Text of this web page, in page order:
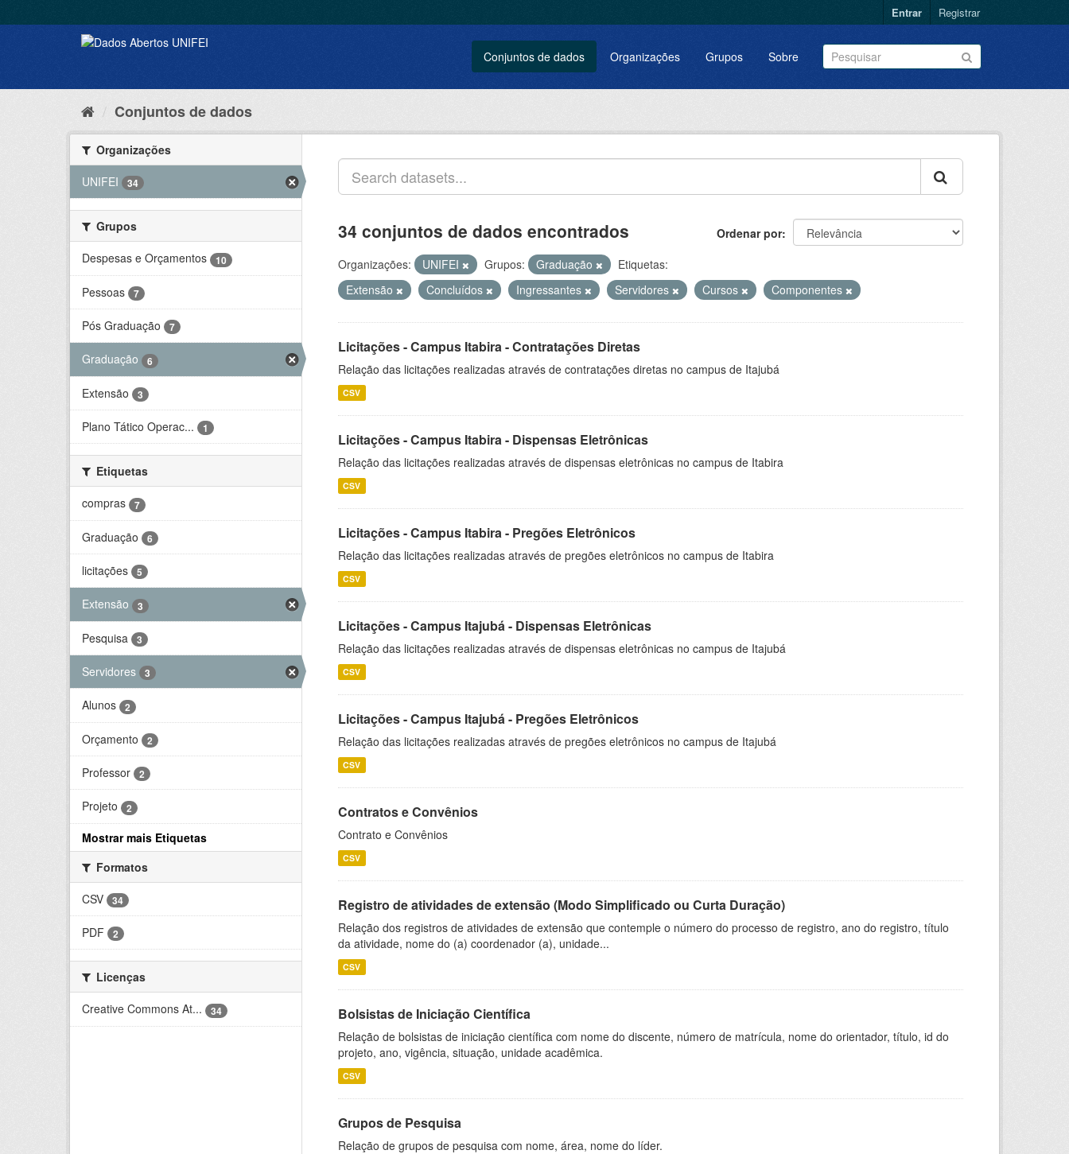
Entrar Registrar
Conjuntos de dados Organizações Grupos Sobre
Conjuntos de dados
Organizações
UNIFEI
34
Grupos
Despesas e Orçamentos
10
Pessoas 7
Pós Graduação 7
Graduação 6
Extensão 3
Plano Tático Operac... 1
Etiquetas
compras
7
Graduação 6
licitações 5
Extensão 3
Pesquisa 3
Servidores 3
Alunos 2
Orçamento 2
Professor 2
Projeto 2
Mostrar mais Etiquetas
Formatos
CSV
34
PDF 2
Licenças
Creative Commons At...
34
Ordenar por
34 conjuntos de dados encontrados
Organizações: UNIFEI Grupos: Graduação
Etiquetas:
Extensão
Concluídos Ingressantes Servidores Cursos Componentes
Licitações - Campus Itabira - Contratações Diretas
Relação das licitações realizadas através de contratações diretas no campus de Itajubá
CSV
Licitações - Campus Itabira - Dispensas Eletrônicas
Relação das licitações realizadas através de dispensas eletrônicas no campus de Itabira
CSV
Licitações - Campus Itabira - Pregões Eletrônicos
Relação das licitações realizadas através de pregões eletrônicos no campus de Itabira
CSV
Licitações - Campus Itajubá - Dispensas Eletrônicas
Relação das licitações realizadas através de dispensas eletrônicas no campus de Itajubá
CSV
Licitações - Campus Itajubá - Pregões Eletrônicos
Relação das licitações realizadas através de pregões eletrônicos no campus de Itajubá
CSV
Contratos e Convênios
Contrato e Convênios
CSV
Registro de atividades de extensão (Modo Simplificado ou Curta Duração)
Relação dos registros de atividades de extensão que contemple o número do processo de registro, ano do registro, título
da atividade, nome do (a) coordenador (a), unidade...
CSV
Bolsistas de Iniciação Científica
Relação de bolsistas de iniciação científica com nome do discente, número de matrícula, nome do orientador, título, id do
projeto, ano, vigência, situação, unidade acadêmica.
CSV
Grupos de Pesquisa
Relação de grupos de pesquisa com nome, área, nome do líder.